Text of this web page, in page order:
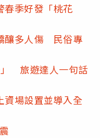
春季好發「桃花
釀多人傷 民俗專
」 旅遊達人一句話
場設置並導入全